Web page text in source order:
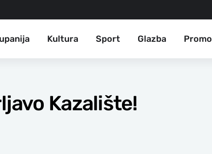
Kultura Sport Glazba Promo
Kazalište!